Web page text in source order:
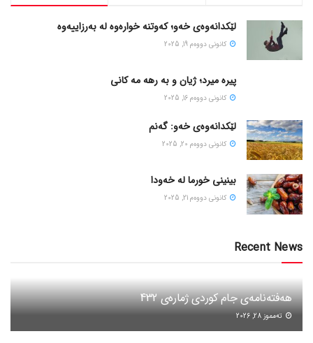
لێکدانەوەی خەو؛ کەوتنە خوارەوە لە بەرزاییەوە
كانونی دووه‌م 19, 2025
پیره میرد؛ ژیان و به رهه مه کانی
كانونی دووه‌م 16, 2025
لێکدانەوەی خەو: گەنم
كانونی دووه‌م 20, 2025
بینینی خورما لە خەودا
كانونی دووه‌م 21, 2025
Recent News
هەفتەنامەی جام کوردی ژمارەی 432
ته‌مموز 28, 2026